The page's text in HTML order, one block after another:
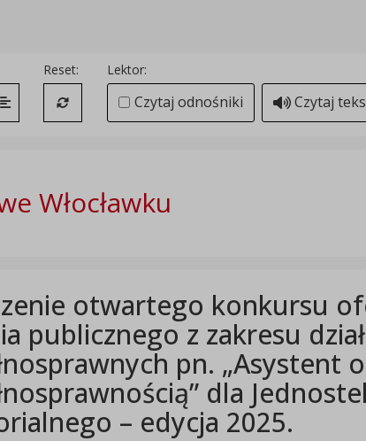
między literami
Zmień interlinię i margines między paragrafami
Reset:
Przywróć ustawienia domyślne
Lektor:
Czytaj odnośniki Czytaj
Włocławku
otwartego konkursu
publicznego z zakresu
pn. „Asystent
dla
– edycja 2025.